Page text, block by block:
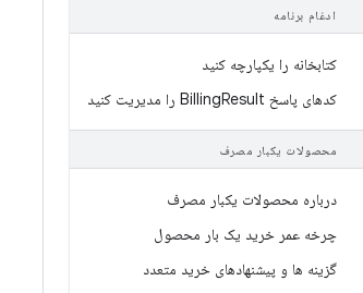
ادغام برنامه
کتابخانه را یکپارچه کنید
کدهای پاسخ Billing Result را مدیریت کنید
محصولات یکبار مصرف
درباره محصولات یکبار مصرف
چرخه عمر خرید یک بار محصول
گزینه ها و پیشنهادهای خرید متعدد